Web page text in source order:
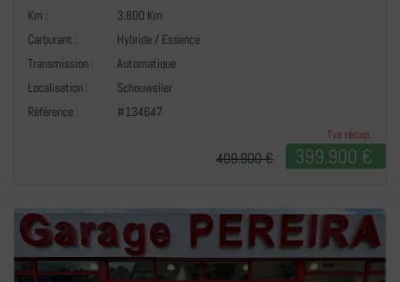
Km :
3.800 Km
Carburant :
Hybride / Essence
Transmission :
Automatique
Localisation :
Schouweiler
Référence :
#134647
Tva récup.
399.900 €
409.900 €